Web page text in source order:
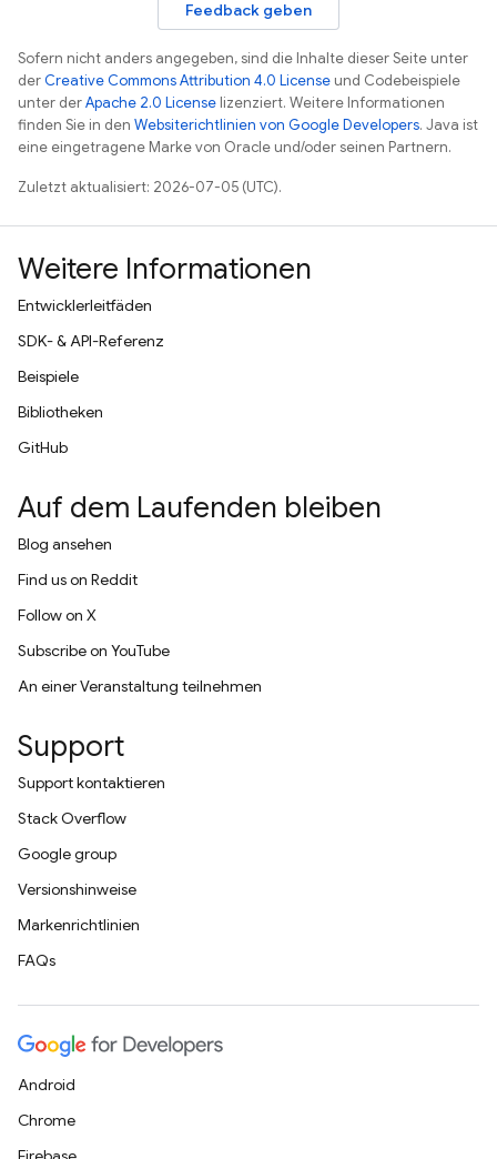
Feedback geben
Sofern nicht anders angegeben, sind die Inhalte dieser Seite unter
derCreative Commons Attribution 4.0 License und Codebeispiele
unter derApache 2.0 License lizenziert. Weitere Informationen
finden Sie in den Websiterichtlinien von Google Developers. Java ist
eine eingetragene Marke von Oracle und/oder seinen Partnern.
Zuletzt aktualisiert: 2026-07-05 (UTC).
Weitere Informationen
Entwicklerleitfäden
SDK- & API-Referenz
Beispiele
Bibliotheken
GitHub
Auf dem Laufenden bleiben
Blog ansehen
Find us on Reddit
Follow on X
Subscribe on YouTube
An einer Veranstaltung teilnehmen
Support
Support kontaktieren
Stack Overflow
Google group
Versionshinweise
Markenrichtlinien
FAQs
Android
Chrome